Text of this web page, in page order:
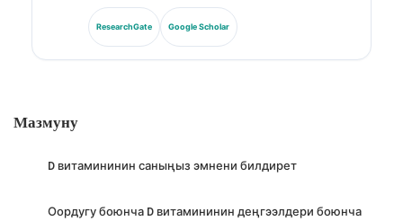
изилдөөлөрү боюнча 30+ жылдык тажрыйба алып
келет. Германиянын Клиникалык химия коомунун
мурдагы президенти болуп, ал диагностикалык
ResearchGate Google Scholar
Мазмуну
D витамининин саныңыз эмнени билдирет
Оордугу боюнча D витамининин деңгээлдери боюнча